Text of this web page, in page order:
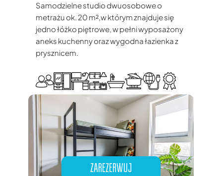
Samodzielne studio dwuosobowe o
metrażu ok. 20 m²,w którym znajduje się
jedno łóżko piętrowe, w pełni wyposażony
aneks kuchenny oraz wygodna łazienka z
prysznicem.
ZAREZERWUJ